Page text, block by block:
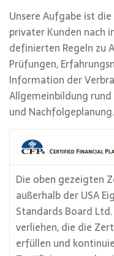
Unsere Aufgabe ist
privater Kunden nach
definierten Regeln zu
Prüfungen,
Information der
Allgemeinbildung
und Nachfolgeplanung.
Die oben gezeigten
außerhalb der USA
Standards Board
verliehen, die die
erfüllen und